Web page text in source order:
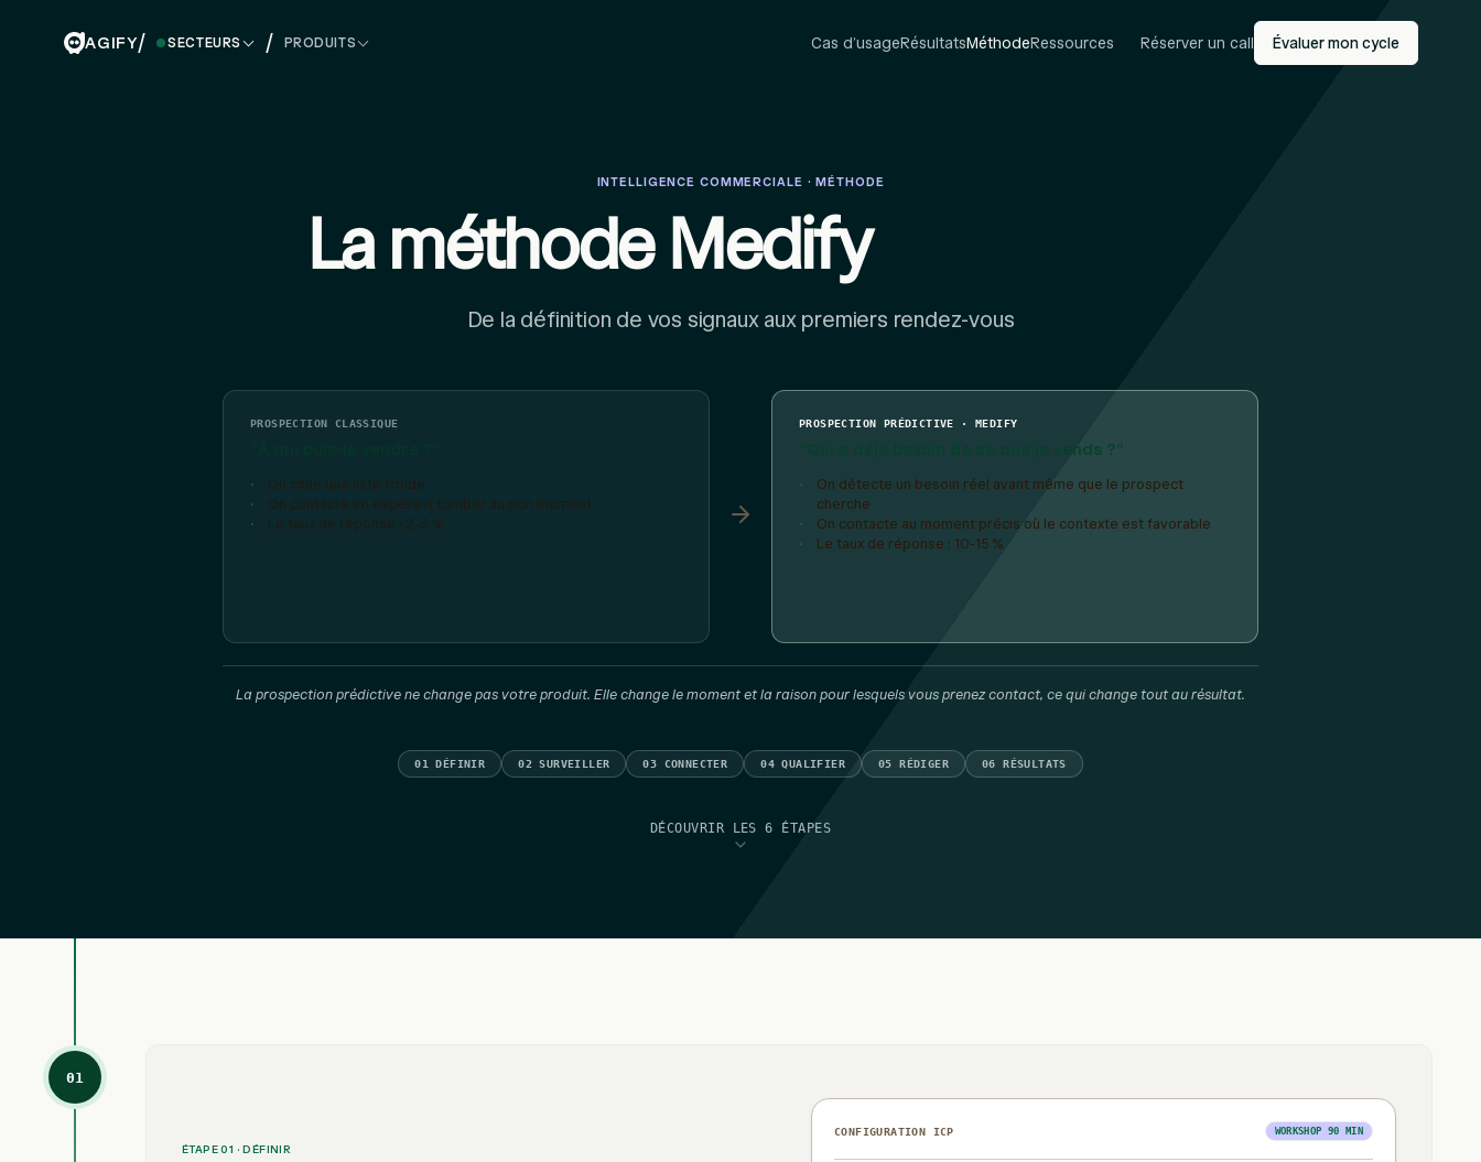
AGIFY/ SECTEURS / PRODUITS Cas d’usageRésultatsMéthodeRessources Réserver un call Évaluer mon cycle
INTELLIGENCE COMMERCIALE · MÉTHODE
La méthode Medify
De la définition de vos signaux aux premiers rendez-vous
PROSPECTION CLASSIQUE
On cible une liste froide
On contacte en espérant tomber au bon moment
Le taux de réponse : 2-3 %
PROSPECTION PRÉDICTIVE · MEDIFY
"Qui a déjà besoin de ce que je vends ?"
On détecte un besoin réel avant même que le prospect
cherche
On contacte au moment précis où le contexte est favorable
Le taux de réponse : 10-15 %
La prospection prédictive ne change pas votre produit. Elle change le moment et la raison pour lesquels vous prenez contact, ce qui change tout au résultat.
01 DÉFINIR 02 SURVEILLER 03 CONNECTER 04 QUALIFIER 05 RÉDIGER 06 RÉSULTATS
DÉCOUVRIR LES 6 ÉTAPES
01
ÉTAPE 01 · DÉFINIR
CONFIGURATION ICP WORKSHOP 90 MIN